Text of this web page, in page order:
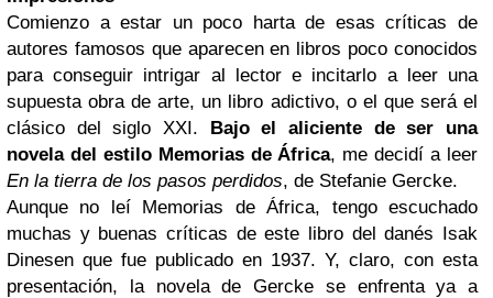
Comienzo a estar un poco harta de esas críticas de
autores famosos que aparecen en libros poco conocidos
para conseguir intrigar al lector e incitarlo a leer una
supuesta obra de arte, un libro adictivo, o el que será el
clásico del siglo XXI. Bajo el aliciente de ser una
novela del estilo Memorias de África, me decidí a leer
En la tierra de los pasos perdidos, de Stefanie Gercke.
Aunque no leí Memorias de África, tengo escuchado
muchas y buenas críticas de este libro del danés Isak
Dinesen que fue publicado en 1937. Y, claro, con esta
presentación, la novela de Gercke se enfrenta ya a